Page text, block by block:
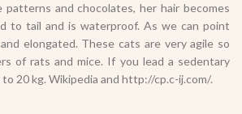
patterns and chocolates, her hair becomes
to tail and is waterproof. As we can point
elongated. These cats are very agile so
of rats and mice. If you lead a sedentary
20 kg. Wikipedia and http://cp.c-ij.com/.